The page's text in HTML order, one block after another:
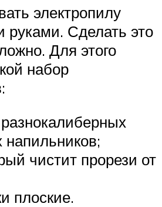
электропилу
Сделать это
Для этого
набор
напильников;
чистит прорези от
плоские.